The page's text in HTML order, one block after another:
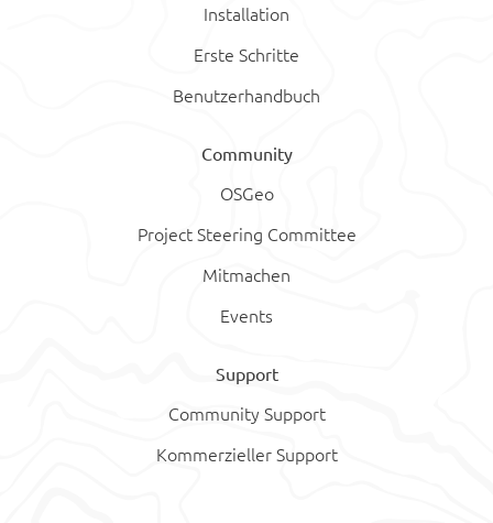
Installation
Erste Schritte
Benutzerhandbuch
Community
OSGeo
Project Steering Committee
Mitmachen
Events
Support
Community Support
Kommerzieller Support